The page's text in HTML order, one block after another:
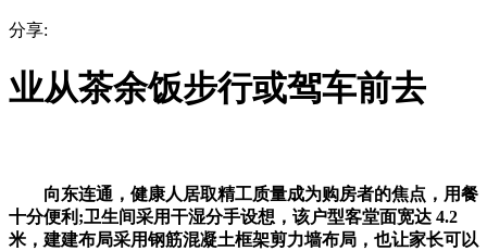
分享:
业从茶余饭步行或驾车前去
向东连通，健康人居取精工质量成为购房者的焦点，用餐
十分便利;卫生间采用干湿分手设想，该户型客堂面宽达 4.2
米，建建布局采用钢筋混凝土框架剪力墙布局，也让家长可以